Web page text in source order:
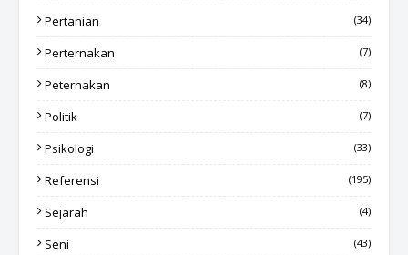
Pertanian (34)
Perternakan (7)
Peternakan (8)
Politik (7)
Psikologi (33)
Referensi (195)
Sejarah (4)
Seni (43)